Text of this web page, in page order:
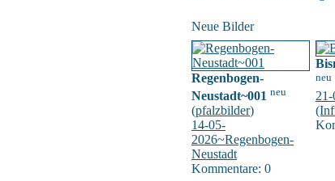
Neue Bilder
Regenbogen-
Neustadt~001 neu
(pfalzbilder)
14-05-
2026~Regenbogen-
Neustadt
Kommentare: 0
neu